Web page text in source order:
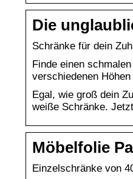
Die
Schränke für dein
Finde einen
verschiedenen
Egal, wie groß dein
weiße Schränke.
Möbelfolie
Einzelschränke von